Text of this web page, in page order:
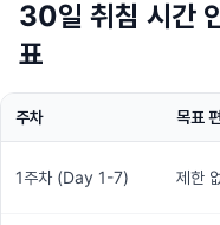
30일 취침 시간
표
주차 목표
1주차 (Day 1-7) 제한